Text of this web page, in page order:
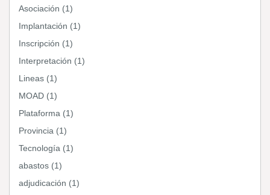
Asociación (1)
Implantación (1)
Inscripción (1)
Interpretación (1)
Lineas (1)
MOAD (1)
Plataforma (1)
Provincia (1)
Tecnología (1)
abastos (1)
adjudicación (1)